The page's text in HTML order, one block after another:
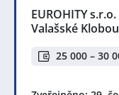
EUROHITY s.r.o.
Valašské
25 000 – 30